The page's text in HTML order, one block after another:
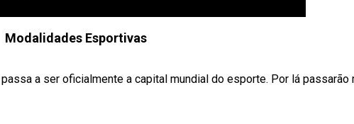
Modalidades Esportivas
a ser oficialmente a capital mundial do esporte. Por lá passarão